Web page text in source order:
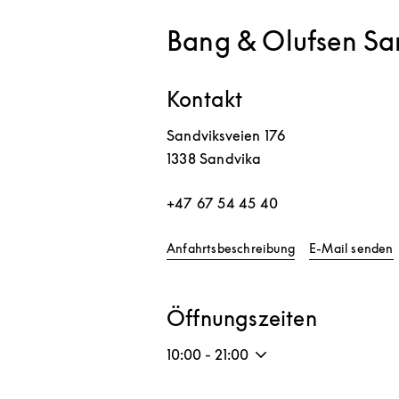
Bang & Olufsen
Kontakt
Sandviksveien 176
1338 Sandvika
+47 67 54 45 40
AnfahrtsbeschreibungLink Opens in
E-Mail senden
Öffnungszeiten
10:00 - 21:00